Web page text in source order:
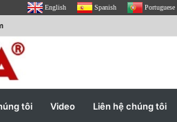
English Spanish Portuguese
tôi Video Liên hệ chúng tôi